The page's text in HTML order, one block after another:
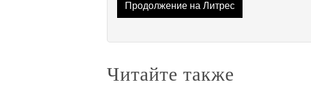
Продолжение на Литрес
Читайте также